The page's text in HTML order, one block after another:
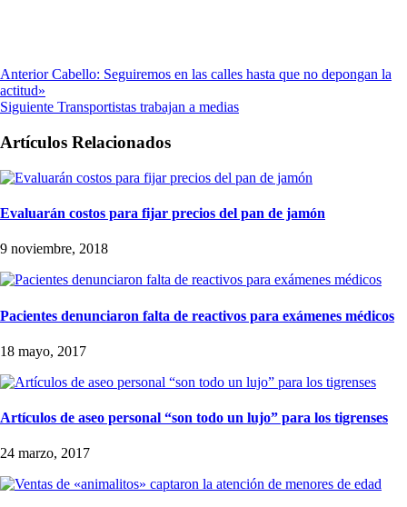
Anterior Cabello: Seguiremos en las calles hasta que no depongan la
actitud»
Siguiente Transportistas trabajan a medias
Artículos Relacionados
Evaluarán costos para fijar precios del pan de jamón
9 noviembre, 2018
Pacientes denunciaron falta de reactivos para exámenes médicos
18 mayo, 2017
Artículos de aseo personal “son todo un lujo” para los tigrenses
24 marzo, 2017